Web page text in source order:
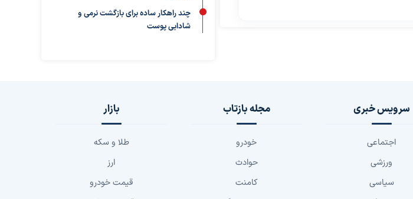
چند راهکار ساده برای بازگشت نرمی و
شادابی پوست
سرویس خبری
اجتماعی
ورزشی
سیاسی
مجله بازتاب
خودرو
حوادث
کامنت
بازار
طلا و سکه
ارز
قیمت خودرو